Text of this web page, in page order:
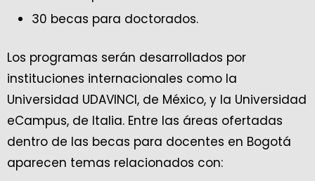
30 becas para doctorados.
Los programas serán desarrollados por
instituciones internacionales como la
Universidad UDAVINCI, de México, y la Universidad
eCampus, de Italia. Entre las áreas ofertadas
dentro de las becas para docentes en Bogotá
aparecen temas relacionados con: